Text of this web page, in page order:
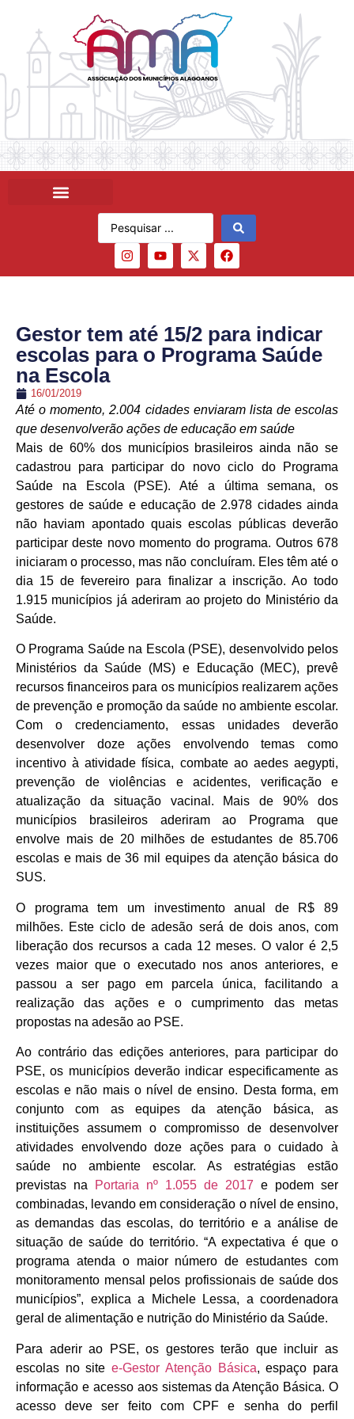
Gestor tem até 15/2 para indicar
escolas para o Programa Saúde
na Escola
16/01/2019
Até o momento, 2.004 cidades enviaram lista de escolas
que desenvolverão ações de educação em saúde
Mais de 60% dos municípios brasileiros ainda não se
cadastrou para participar do novo ciclo do Programa
Saúde na Escola (PSE). Até a última semana, os
gestores de saúde e educação de 2.978 cidades ainda
não haviam apontado quais escolas públicas deverão
participar deste novo momento do programa. Outros 678
iniciaram o processo, mas não concluíram. Eles têm até o
dia 15 de fevereiro para finalizar a inscrição. Ao todo
1.915 municípios já aderiram ao projeto do Ministério da
Saúde.
O Programa Saúde na Escola (PSE), desenvolvido pelos
Ministérios da Saúde (MS) e Educação (MEC), prevê
recursos financeiros para os municípios realizarem ações
de prevenção e promoção da saúde no ambiente escolar.
Com o credenciamento, essas unidades deverão
desenvolver doze ações envolvendo temas como
incentivo à atividade física, combate ao aedes aegypti,
prevenção de violências e acidentes, verificação e
atualização da situação vacinal. Mais de 90% dos
municípios brasileiros aderiram ao Programa que
envolve mais de 20 milhões de estudantes de 85.706
escolas e mais de 36 mil equipes da atenção básica do
SUS.
O programa tem um investimento anual de R$ 89
milhões. Este ciclo de adesão será de dois anos, com
liberação dos recursos a cada 12 meses. O valor é 2,5
vezes maior que o executado nos anos anteriores, e
passou a ser pago em parcela única, facilitando a
realização das ações e o cumprimento das metas
propostas na adesão ao PSE.
Ao contrário das edições anteriores, para participar do
PSE, os municípios deverão indicar especificamente as
escolas e não mais o nível de ensino. Desta forma, em
conjunto com as equipes da atenção básica, as
instituições assumem o compromisso de desenvolver
atividades envolvendo doze ações para o cuidado à
saúde no ambiente escolar. As estratégias estão
previstas na
Portaria nº 1.055 de 2017 e podem ser
combinadas, levando em consideração o nível de ensino,
as demandas das escolas, do território e a análise de
situação de saúde do território. “A expectativa é que o
programa atenda o maior número de estudantes com
monitoramento mensal pelos profissionais de saúde dos
municípios”, explica a Michele Lessa, a coordenadora
geral de alimentação e nutrição do Ministério da Saúde.
Para aderir ao PSE, os gestores terão que incluir as
escolas no sitee-Gestor Atenção Básica, espaço para
informação e acesso aos sistemas da Atenção Básica. O
acesso deve ser feito com CPF e senha do perfil